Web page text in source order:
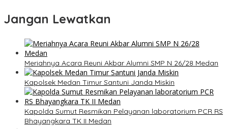
Jangan Lewatkan
Meriahnya Acara Reuni Akbar Alumni SMP N 26/28 Medan
Kapolsek Medan Timur Santuni Janda Miskin
Kapolda Sumut Resmikan Pelayanan laboratorium PCR RS
Bhayangkara TK II Medan